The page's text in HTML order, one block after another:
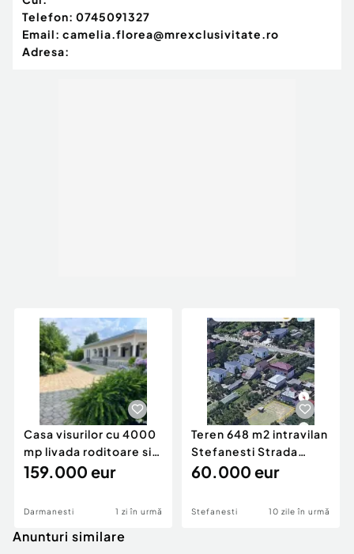
Telefon: 0745091327
Email: camelia.florea@mrexclusivitate.ro
Adresa:
Casa visurilor cu 4000
mp livada roditoare si
gradina Dar...
159.000 eur
Darmanesti 1 zi în urmă
Teren 648 m2 intravilan
Stefanesti Strada
Armoniei
60.000 eur
Stefanesti 10 zile în urmă
Anunturi similare